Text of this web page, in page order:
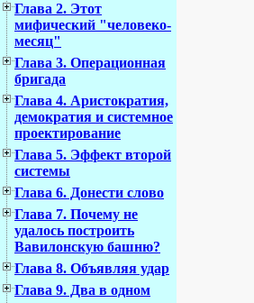
Глава 2. Этот
мифический "человеко-
месяц"
Глава 3. Операционная
бригада
Глава 4. Аристократия,
демократия и системное
проектирование
Глава 5. Эффект второй
системы
Глава 6. Донести слово
Глава 7. Почему не
удалось построить
Вавилонскую башню?
Глава 8. Объявляя удар
Глава 9. Два в одном